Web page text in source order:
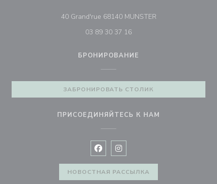
40 Grand'rue 68140 MUNSTER((открывается в
03 89 30 37 16
БРОНИРОВАНИЕ
ЗАБРОНИРОВАТЬ СТОЛИК
ПРИСОЕДИНЯЙТЕСЬ К НАМ
Facebook ((открывается в новом
Instagram ((открывается в
НОВОСТНАЯ РАССЫЛКА